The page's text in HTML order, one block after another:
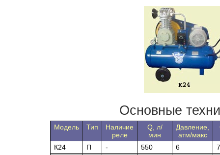
Основные
Модель Тип
Наличие
реле
Q, л/
мин
Давление,
атм/макс
К24 П - 550 6